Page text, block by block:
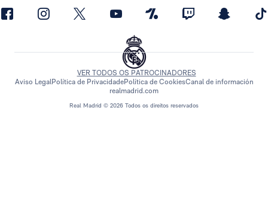
Real Madrid © 2026 Todos os direitos reservados
VER TODOS OS PATROCINADORES
Aviso LegalPolítica de PrivacidadePolítica de CookiesCanal de información
realmadrid.com